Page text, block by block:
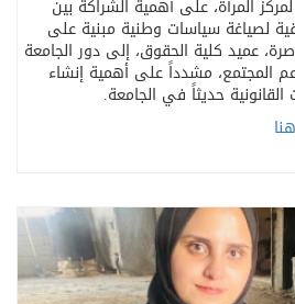
المرأة، على أهمية الشراكة بين
لصياغة سياسات وطنية مبنية على
عميد كلية الحقوق، إلى دور الجامعة
المجتمع، مشدداً على أهمية إنشاء
حديثاً في الجامعة.
هنا